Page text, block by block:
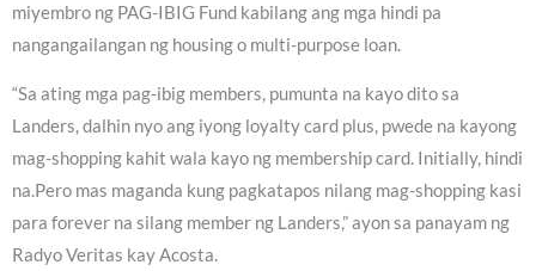
miyembro ng PAG-IBIG Fund kabilang ang mga hindi pa
nangangailangan ng housing o multi-purpose loan.
“Sa ating mga pag-ibig members, pumunta na kayo dito sa
Landers, dalhin nyo ang iyong loyalty card plus, pwede na kayong
mag-shopping kahit wala kayo ng membership card. Initially, hindi
na.Pero mas maganda kung pagkatapos nilang mag-shopping kasi
para forever na silang member ng Landers,” ayon sa panayam ng
Radyo Veritas kay Acosta.